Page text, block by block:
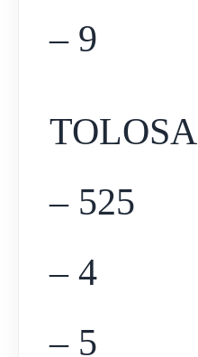
– 9
TOLOSA
– 525
– 4
– 5